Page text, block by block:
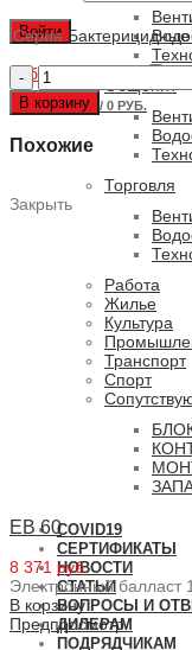
Войти
Забыли пароль?
0ПУНКТОВ / 0 РУБ.
Общепит
Торговля
Работа
Жилье
Культура
Транспорт
Спорт
COVID19
СЕРТИФИКАТЫ
НОВОСТИ
СТАТЬИ
ВОПРОСЫ И
ДИЛЕРАМ
ПОДРЯДЧИКАМ
Серия
Количество
товара
GH11-
P-
В корзину
Похожие
Закрыть
EB 60
8 371 руб.
Электронный балласт
В корзину
Предпросмотр